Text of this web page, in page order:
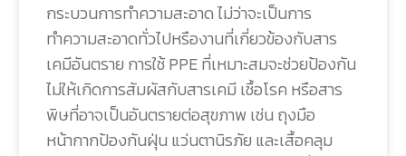
กระบวนการทำความสะอาด ไม่ว่าจะเป็นการ
ทำความสะอาดทั่วไปหรืองานที่เกี่ยวข้องกับสาร
เคมีอันตราย การใช้ PPE ที่เหมาะสมจะช่วยป้องกัน
ไม่ให้เกิดการสัมผัสกับสารเคมี เชื้อโรค หรือสาร
พิษที่อาจเป็นอันตรายต่อสุขภาพ เช่น ถุงมือ
หน้ากากป้องกันฝุ่น แว่นตานิรภัย และเสื้อคลุม